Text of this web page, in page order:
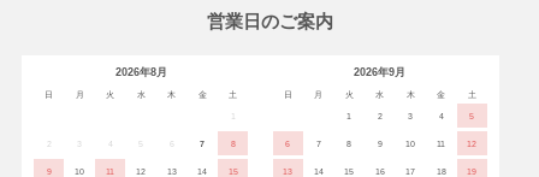
営業日のご案内
2026年8月
日 月 火 水 木 金 土
1
2 3 4 5 6 7 8
9 10 11 12 13 14 15
2026年9月
日 月 火 水 木 金 土
1 2 3 4 5
6 7 8 9 10 11 12
13 14 15 16 17 18 19